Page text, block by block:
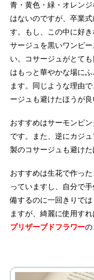
青・黄色・緑・オレン
はないのですが、卒業
す。もし、この中に好
サージュを黒いワンピ
い。コサージュがとて
はもっと華やかな場に
ます。同じような理由
ージュも避けたほうが良
おすすめはサーモンピ
です。また、逆にカジ
製のコサージュも避けた
おすすめは生花で作っ
っていますし、自分で
備するのに一回きりで
ますが、綺麗に使用す
プリザーブドフラワーの